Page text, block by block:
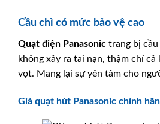
Cầu chì có mức bảo vệ cao
Quạt điện Panasonic trang bị
không xảy ra tai nạn, thậm chí cả
vọt. Mang lại sự yên tâm cho
Giá quạt hút Panasonic chính